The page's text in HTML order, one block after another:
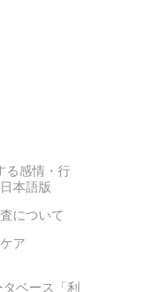
る感情・行
本語版
について
ア
ベース「利